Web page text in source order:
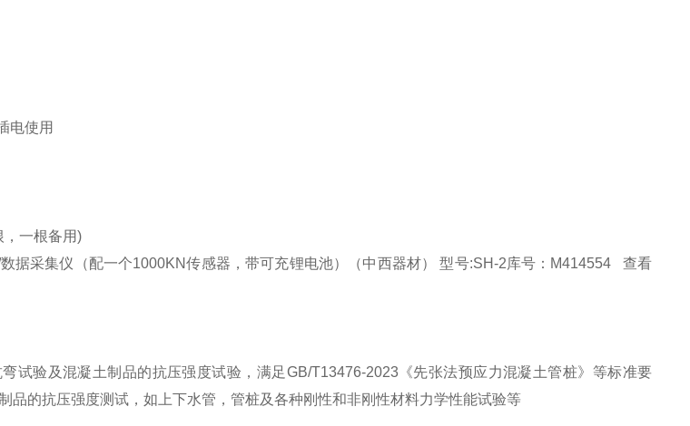
电使用
，一根备用)
据采集仪（配一个1000KN传感器，带可充锂电池）（中西器材） 型号:SH-2库号：M414554 查看
试验及混凝土制品的抗压强度试验，满足GB/T13476-2023《先张法预应力混凝土管桩》等标准要
品的抗压强度测试，如上下水管，管桩及各种刚性和非刚性材料力学性能试验等